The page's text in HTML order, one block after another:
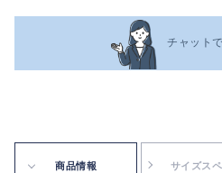
チャット
商品情報 サイズス